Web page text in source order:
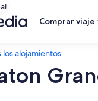
Comprar viaje
los alojamientos